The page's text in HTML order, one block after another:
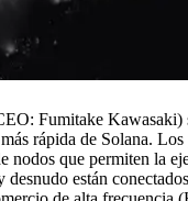
Fumitake Kawasaki)
rápida de Solana. Los
nodos que permiten la
están